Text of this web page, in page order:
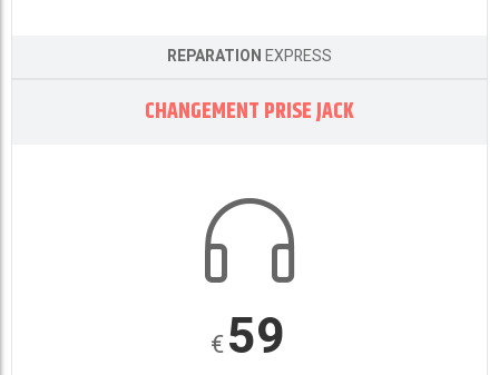
REPARATIONEXPRESS
CHANGEMENT PRISE JACK
€59